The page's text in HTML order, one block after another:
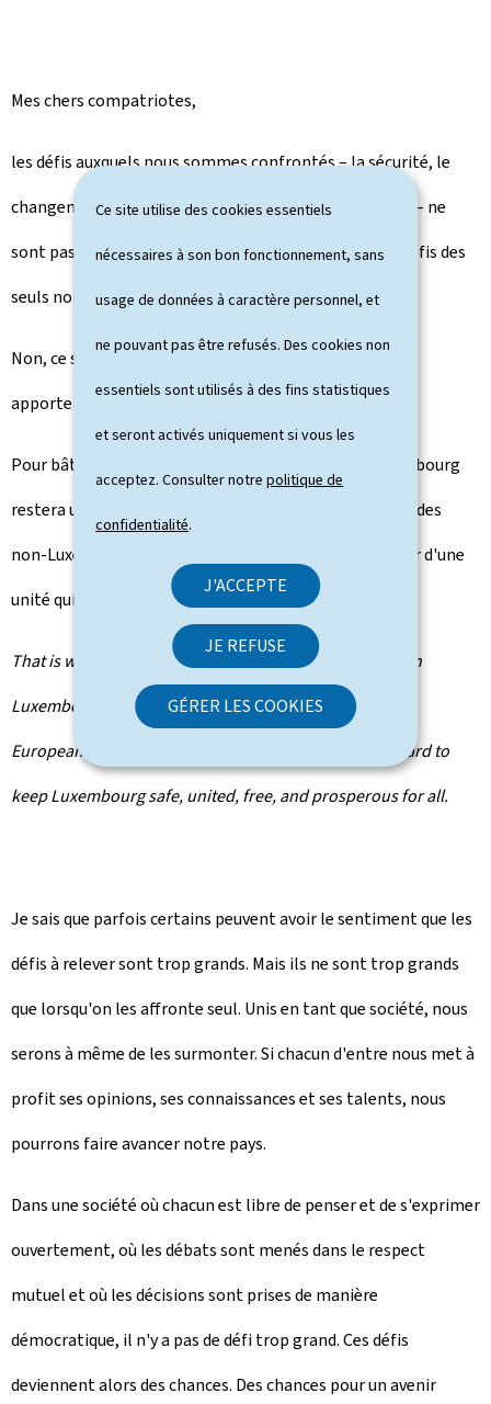
Ce site utilise des cookies essentiels
nécessaires à son bon fonctionnement, sans
usage de données à caractère personnel, et
ne pouvant pas être refusés. Des cookies non
essentiels sont utilisés à des fins statistiques
et seront activés uniquement si vous les
acceptez. Consulter notrepolitique de
confidentialité.
J'ACCEPTE
JE REFUSE
GÉRER LES COOKIES
Mes chers compatriotes,
les défis auxquels nous sommes confrontés – la sécurité, le
changement climatique, la pauvreté, la compétitivité – ne
sont pas des défis des seuls Luxembourgeois. Ou des défis des
seuls non-Luxembourgeois.
Non, ce sont des défis communs auxquels nous devons
apporter des réponses communes.
Pour bâtir un avenir qui est digne d'être vécu, le Luxembourg
restera un pays ouvert tenant compte des aspirations des
non-Luxembourgeois et œuvrant chaque jour en faveur d'une
unité qui dépasse les nationalités.
That is why, together with all those who work and live in
Luxembourg, and with our partners and friends in the
European Union and around the world we will work hard to
keep Luxembourg safe, united, free, and prosperous for all.
Je sais que parfois certains peuvent avoir le sentiment que les
défis à relever sont trop grands. Mais ils ne sont trop grands
que lorsqu'on les affronte seul. Unis en tant que société, nous
serons à même de les surmonter. Si chacun d'entre nous met à
profit ses opinions, ses connaissances et ses talents, nous
pourrons faire avancer notre pays.
Dans une société où chacun est libre de penser et de s'exprimer
ouvertement, où les débats sont menés dans le respect
mutuel et où les décisions sont prises de manière
démocratique, il n'y a pas de défi trop grand. Ces défis
deviennent alors des chances. Des chances pour un avenir